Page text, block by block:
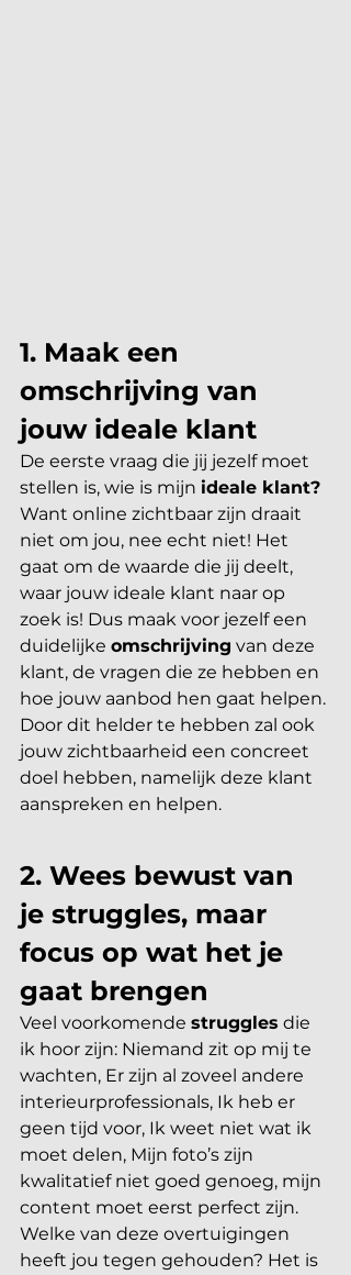
1. Maak een
omschrijving van
jouw ideale klant
De eerste vraag die jij jezelf moet
stellen is, wie is mijn ideale klant?
Want online zichtbaar zijn draait
niet om jou, nee echt niet! Het
gaat om de waarde die jij deelt,
waar jouw ideale klant naar op
zoek is! Dus maak voor jezelf een
duidelijke omschrijving van deze
klant, de vragen die ze hebben en
hoe jouw aanbod hen gaat helpen.
Door dit helder te hebben zal ook
jouw zichtbaarheid een concreet
doel hebben, namelijk deze klant
aanspreken en helpen.
2. Wees bewust van
je struggles, maar
focus op wat het je
gaat brengen
Veel voorkomende struggles die
ik hoor zijn: Niemand zit op mij te
wachten, Er zijn al zoveel andere
interieurprofessionals, Ik heb er
geen tijd voor, Ik weet niet wat ik
moet delen, Mijn foto’s zijn
kwalitatief niet goed genoeg, mijn
content moet eerst perfect zijn.
Welke van deze overtuigingen
heeft jou tegen gehouden? Het is